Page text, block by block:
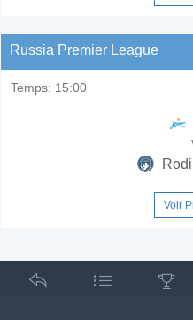
Russia Premier League
Temps: 15:00
Voir